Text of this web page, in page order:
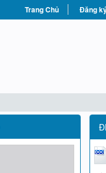
Trang Chủ Đăng